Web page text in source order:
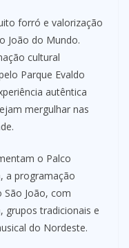
forró e valorização
João do Mundo.
cultural
Parque Evaldo
autêntica
mergulhar nas
o Palco
a programação
São João, com
grupos tradicionais e
do Nordeste.